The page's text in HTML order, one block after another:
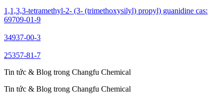
1,1,3,3-tetramethyl-2- (3- (trimethoxysilyl) propyl) guanidine cas:
69709-01-9
34937-00-3
25357-81-7
Tin tức & Blog trong Changfu Chemical
Tin tức & Blog trong Changfu Chemical